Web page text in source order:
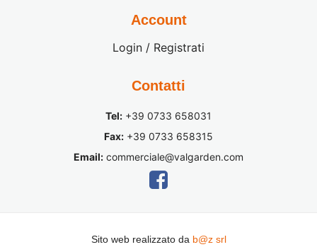
Account
Login / Registrati
Contatti
Tel: +39 0733 658031
Fax: +39 0733 658315
Email: commerciale@valgarden.com
Sito web realizzato da b@z srl